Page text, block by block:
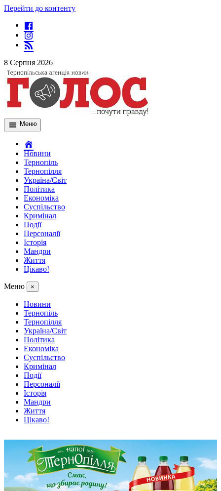
Перейти до контенту
8 Серпня 2026
Меню
Новини
Тернопіль
Тернопілля
Україна/Світ
Політика
Економіка
Суспільство
Кримінал
Події
Персоналії
Історія
Мандри
Життя
Цікаво!
Меню ×
Новини
Тернопіль
Тернопілля
Україна/Світ
Політика
Економіка
Суспільство
Кримінал
Події
Персоналії
Історія
Мандри
Життя
Цікаво!